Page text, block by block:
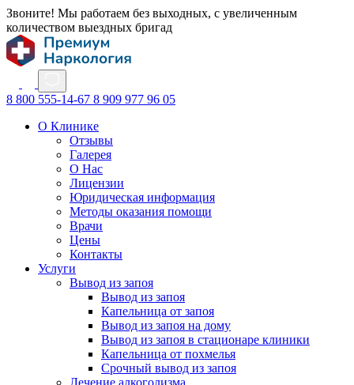
Звоните! Мы работаем без выходных, с увеличенным
количеством выездных бригад
8 800 555-14-67 8 909 977 96 05
О Клинике
Отзывы
Галерея
О Нас
Лицензии
Юридическая информация
Методы оказания помощи
Врачи
Цены
Контакты
Услуги
Вывод из запоя
Вывод из запоя
Капельница от запоя
Вывод из запоя на дому
Вывод из запоя в стационаре клиники
Капельница от похмелья
Срочный вывод из запоя
Лечение алкоголизма